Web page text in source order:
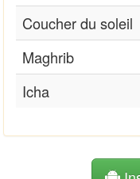
Coucher du soleil
Maghrib
Icha